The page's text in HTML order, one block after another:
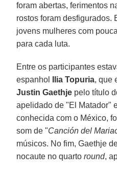
foram abertas, ferimentos
rostos foram desfigurados.
jovens mulheres com
para cada luta.
Entre os participantes
espanhol
Ilia Topuria, que
Justin Gaethje pelo título
apelidado de "El Matador"
conhecida com o México,
som de "Canción del
músicos. No fim, Gaethje
nocaute no quartoround,